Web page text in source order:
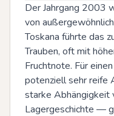
Der Jahrgang 2003
von
Toskana führte das
Trauben, oft mit
Fruchtnote. Für
potenziell sehr reife
starke Abhängigkeit
Lagergeschichte —